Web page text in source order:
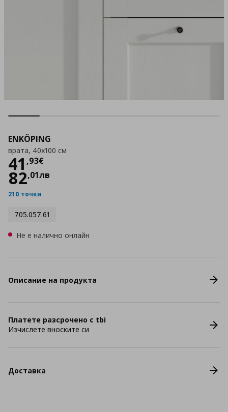
ENKÖPING
врата, 40x100 см
41 ,93€
Цена
82,01лв
210 точки
705.057.61
Не е налично онлайн
Описание на продукта
Платете разсрочено с tbi
Изчислете вноските си
Доставка